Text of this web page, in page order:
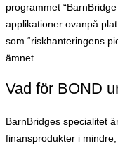
programmet
applikationer ovanpå
som “riskhanteringens
ämnet.
Vad för BOND
BarnBridges specialitet
finansprodukter i